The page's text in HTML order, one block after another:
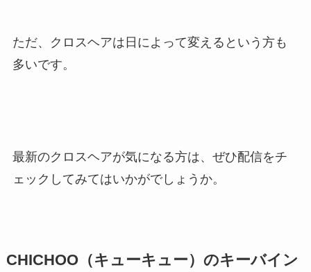
ただ、クロスヘアは日によって変えるという方も
多いです。
最新のクロスヘアが気になる方は、ぜひ配信をチ
ェックしてみてはいかがでしょうか。
CHICHOO（キューキュー）のキーバイン